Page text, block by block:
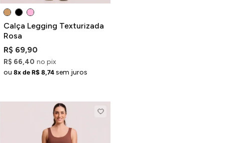
Calça Legging Texturizada
Rosa
R$ 69,90
R$ 66,40 no pix
ou 8x de R$ 8,74 sem juros